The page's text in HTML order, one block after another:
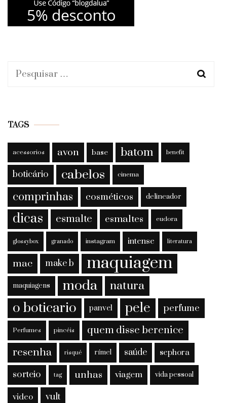
Pesquisar
TAGS
acessorios avon base batom benefit
boticário cabelos cinema
comprinhas cosméticos delineador
dicas esmalte esmaltes eudora
glossybox granado instagram intense literatura
mac make b maquiagem
maquiagens moda natura
o boticario panvel pele perfume
Perfumes pincéis quem disse berenice
resenha risqué rímel saúde sephora
sorteio tag unhas viagem vida pessoal
video vult